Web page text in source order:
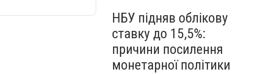
НБУ підняв облікову
ставку до 15,5%:
причини посилення
монетарної політики